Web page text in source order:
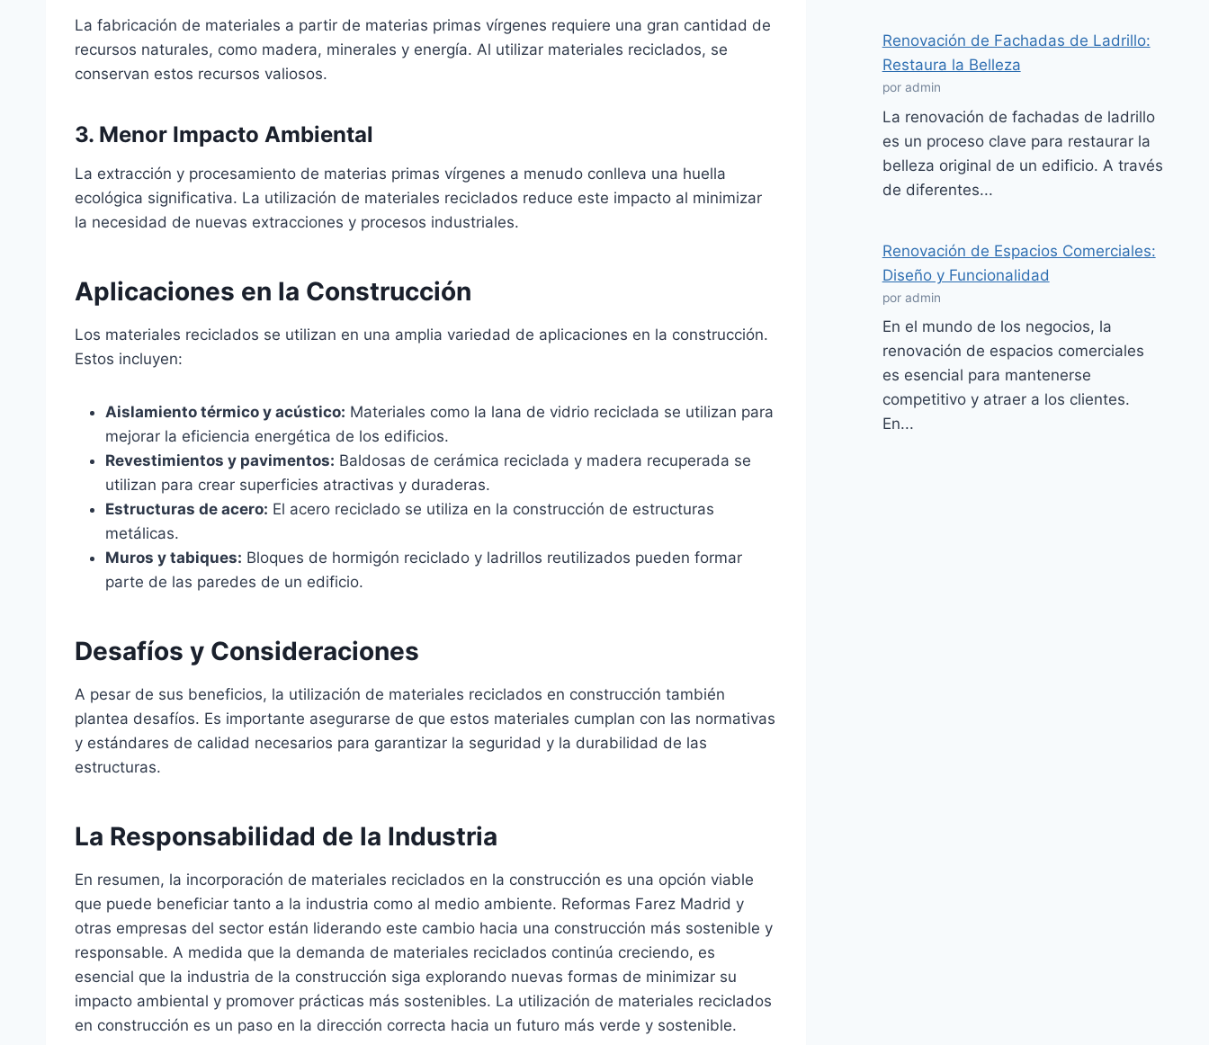
La fabricación de materiales a partir de materias primas vírgenes requiere una gran cantidad de
recursos naturales, como madera, minerales y energía. Al utilizar materiales reciclados, se
conservan estos recursos valiosos.
3. Menor Impacto Ambiental
La extracción y procesamiento de materias primas vírgenes a menudo conlleva una huella
ecológica significativa. La utilización de materiales reciclados reduce este impacto al minimizar
la necesidad de nuevas extracciones y procesos industriales.
Aplicaciones en la Construcción
Los materiales reciclados se utilizan en una amplia variedad de aplicaciones en la construcción.
Estos incluyen:
Aislamiento térmico y acústico: Materiales como la lana de vidrio reciclada se utilizan para
mejorar la eficiencia energética de los edificios.
Revestimientos y pavimentos: Baldosas de cerámica reciclada y madera recuperada se
utilizan para crear superficies atractivas y duraderas.
Estructuras de acero: El acero reciclado se utiliza en la construcción de estructuras
metálicas.
Muros y tabiques: Bloques de hormigón reciclado y ladrillos reutilizados pueden formar
parte de las paredes de un edificio.
Desafíos y Consideraciones
A pesar de sus beneficios, la utilización de materiales reciclados en construcción también
plantea desafíos. Es importante asegurarse de que estos materiales cumplan con las normativas
y estándares de calidad necesarios para garantizar la seguridad y la durabilidad de las
estructuras.
La Responsabilidad de la Industria
En resumen, la incorporación de materiales reciclados en la construcción es una opción viable
que puede beneficiar tanto a la industria como al medio ambiente. Reformas Farez Madrid y
otras empresas del sector están liderando este cambio hacia una construcción más sostenible y
responsable. A medida que la demanda de materiales reciclados continúa creciendo, es
esencial que la industria de la construcción siga explorando nuevas formas de minimizar su
impacto ambiental y promover prácticas más sostenibles. La utilización de materiales reciclados
en construcción es un paso en la dirección correcta hacia un futuro más verde y sostenible.
Renovación de Fachadas de Ladrillo:
Restaura la Belleza
por admin
La renovación de fachadas de ladrillo
es un proceso clave para restaurar la
belleza original de un edificio. A través
de diferentes...
Renovación de Espacios Comerciales:
Diseño y Funcionalidad
por admin
En el mundo de los negocios, la
renovación de espacios comerciales
es esencial para mantenerse
competitivo y atraer a los clientes.
En...